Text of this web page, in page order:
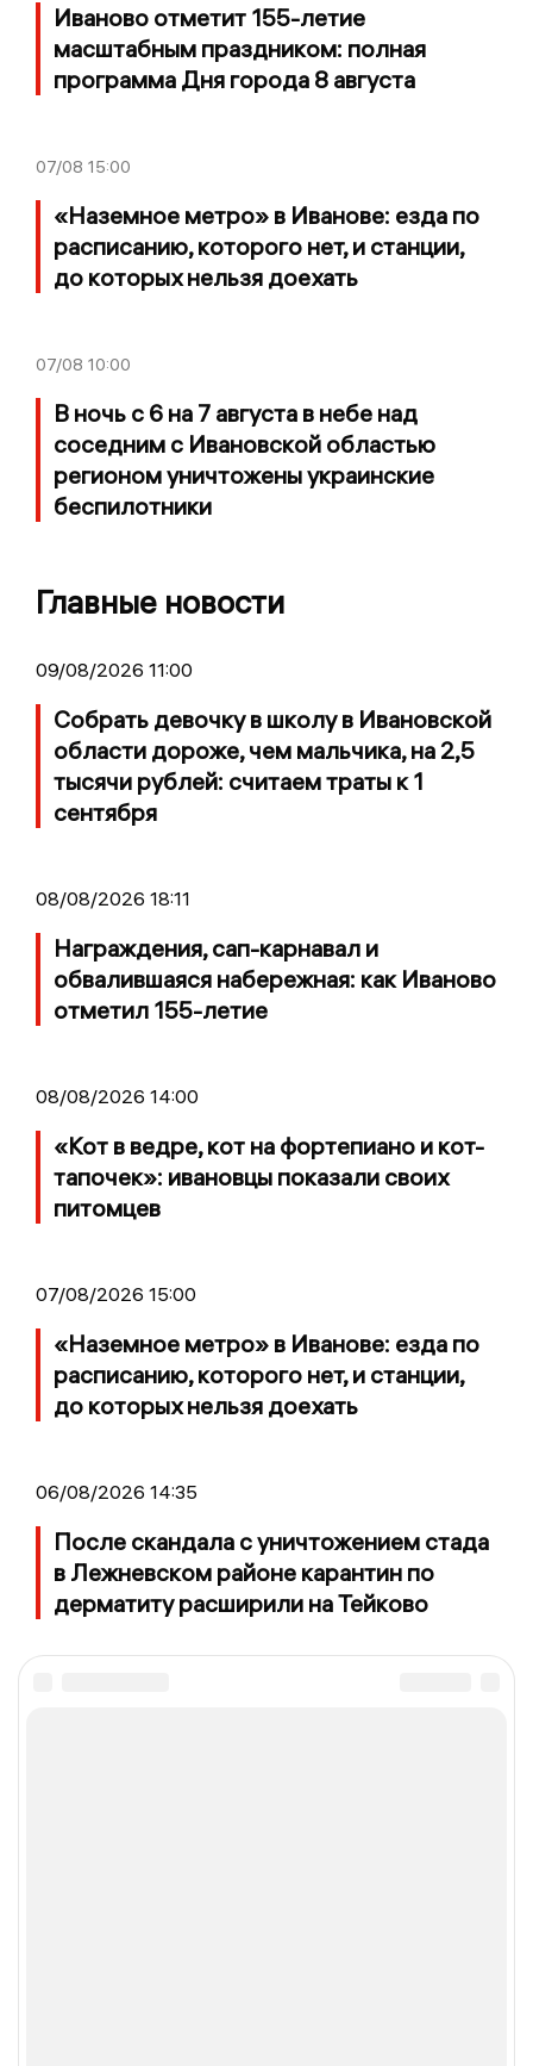
Иваново отметит 155-летие
масштабным праздником: полная
программа Дня города 8 августа
07/08 15:00
«Наземное метро» в Иванове: езда по
расписанию, которого нет, и станции,
до которых нельзя доехать
07/08 10:00
В ночь с 6 на 7 августа в небе над
соседним с Ивановской областью
регионом уничтожены украинские
беспилотники
Главные новости
09/08/2026 11:00
Собрать девочку в школу в Ивановской
области дороже, чем мальчика, на 2,5
тысячи рублей: считаем траты к 1
сентября
08/08/2026 18:11
Награждения, сап-карнавал и
обвалившаяся набережная: как Иваново
отметил 155-летие
08/08/2026 14:00
«Кот в ведре, кот на фортепиано и кот-
тапочек»: ивановцы показали своих
питомцев
07/08/2026 15:00
«Наземное метро» в Иванове: езда по
расписанию, которого нет, и станции,
до которых нельзя доехать
06/08/2026 14:35
После скандала с уничтожением стада
в Лежневском районе карантин по
дерматиту расширили на Тейково